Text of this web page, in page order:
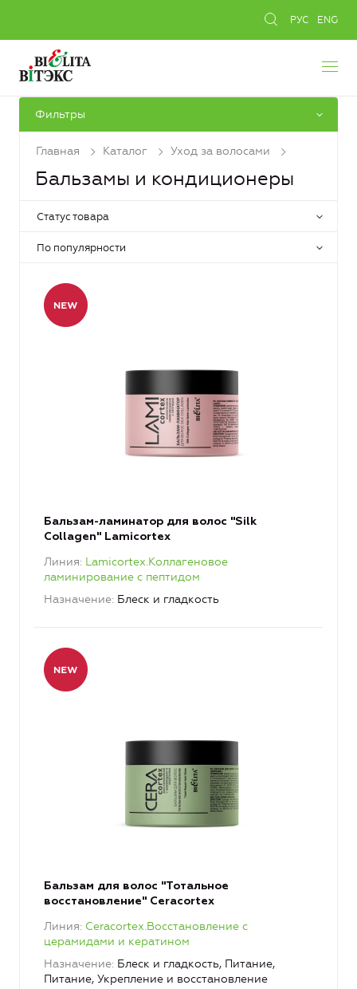
РУС ENG
Фильтры
Главная Каталог Уход за волосами
Бальзамы и кондиционеры
Статус товара
По популярности
Бальзам-ламинатор для волос "Silk
Collagen" Lamicortex
Линия Lamicortex.Коллагеновое
ламинирование с пептидом
Назначение Блеск и гладкость
Бальзам для волос "Тотальное
восстановление" Ceracortex
Линия Ceracortex.Восстановление с
церамидами и кератином
Назначение Блеск и гладкость, Питание,
Питание, Укрепление и восстановление